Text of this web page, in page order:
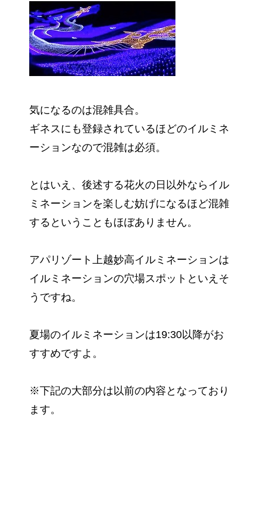
気になるのは混雑具合。
ギネスにも登録されているほどのイルミネ
ーションなので混雑は必須。
とはいえ、後述する花火の日以外ならイル
ミネーションを楽しむ妨げになるほど混雑
するということもほぼありません。
アパリゾート上越妙高イルミネーションは
イルミネーションの穴場スポットといえそ
うですね。
夏場のイルミネーションは19:30以降がお
すすめですよ。
※下記の大部分は以前の内容となっており
ます。